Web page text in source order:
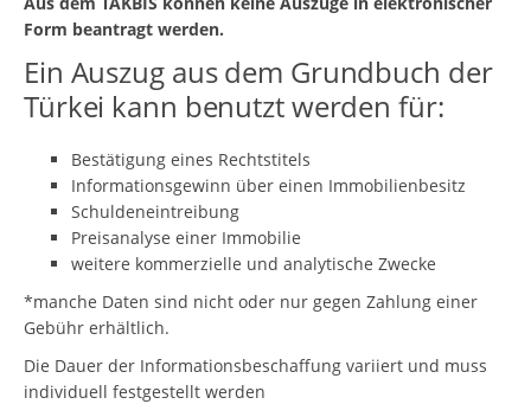
Form beantragt werden.
Ein Auszug aus dem Grundbuch der
Türkei kann benutzt werden für:
Bestätigung eines Rechtstitels
Informationsgewinn über einen Immobilienbesitz
Schuldeneintreibung
Preisanalyse einer Immobilie
weitere kommerzielle und analytische Zwecke
*manche Daten sind nicht oder nur gegen Zahlung einer
Gebühr erhältlich.
Die Dauer der Informationsbeschaffung variiert und muss
individuell festgestellt werden